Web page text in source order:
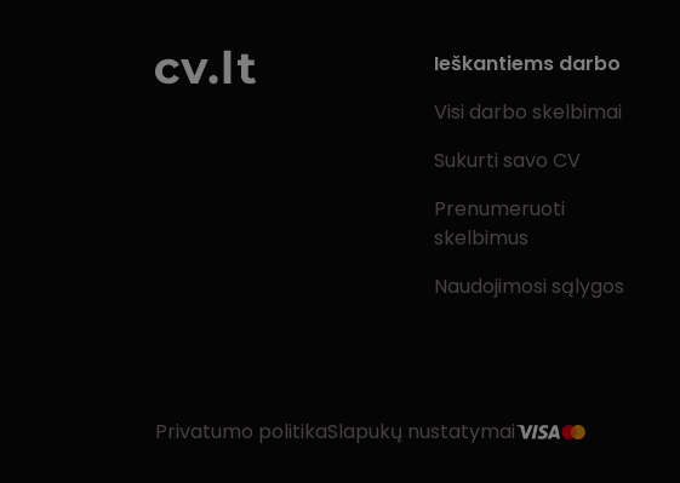
Ieškantiems darbo
Visi darbo skelbimai
Sukurti savo CV
Prenumeruoti
skelbimus
Naudojimosi sąlygos
Privatumo politikaSlapukų nustatymai